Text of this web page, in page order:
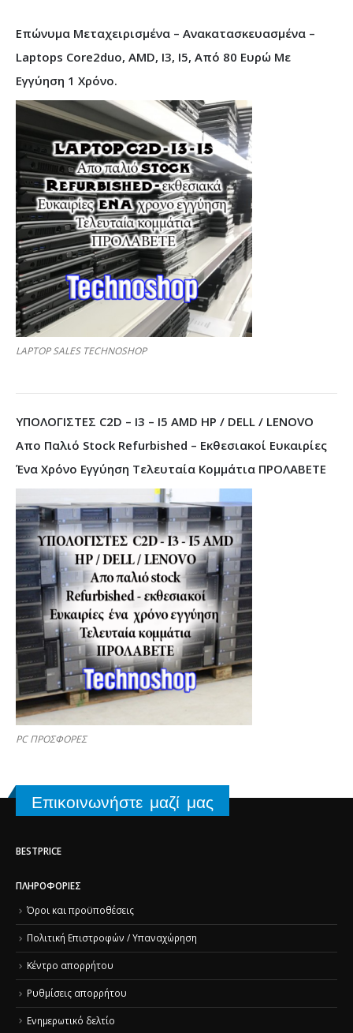
Επώνυμα Μεταχειρισμένα – Ανακατασκευασμένα –
Laptops Core2duo, AMD, I3, I5, Από 80 Ευρώ Με
Εγγύηση 1 Χρόνο.
LAPTOP SALES TECHNOSHOP
ΥΠΟΛΟΓΙΣΤΕΣ C2D – I3 – I5 AMD HP / DELL / LENOVO
Απο Παλιό Stock Refurbished – Εκθεσιακοί Ευκαιρίες
Ένα Χρόνο Εγγύηση Τελευταία Κομμάτια ΠΡΟΛΑΒΕΤΕ
PC ΠΡΟΣΦΟΡΕΣ
Επικοινωνήστε μαζί μας
BESTPRICE
ΠΛΗΡΟΦΟΡΊΕΣ
Όροι και προϋποθέσεις
Πολιτική Επιστροφών / Υπαναχώρηση
Κέντρο απορρήτου
Ρυθμίσεις απορρήτου
Ενημερωτικό δελτίο